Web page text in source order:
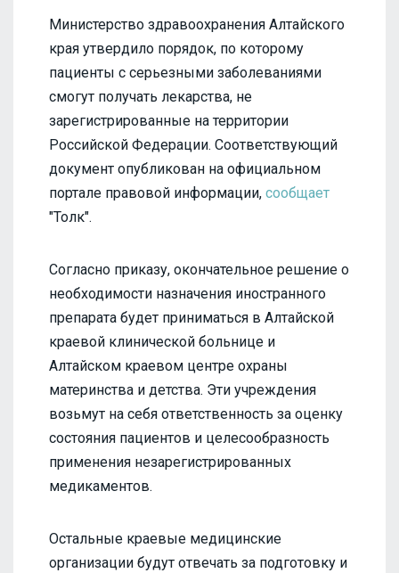
Министерство здравоохранения Алтайского
края утвердило порядок, по которому
пациенты с серьезными заболеваниями
смогут получать лекарства, не
зарегистрированные на территории
Российской Федерации. Соответствующий
документ опубликован на официальном
портале правовой информации, сообщает
"Толк".
Согласно приказу, окончательное решение о
необходимости назначения иностранного
препарата будет приниматься в Алтайской
краевой клинической больнице и
Алтайском краевом центре охраны
материнства и детства. Эти учреждения
возьмут на себя ответственность за оценку
состояния пациентов и целесообразность
применения незарегистрированных
медикаментов.
Остальные краевые медицинские
организации будут отвечать за подготовку и